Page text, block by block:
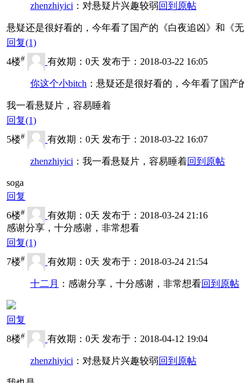
zhenzhiyici ：对悬疑片兴趣较弱回到原帖
悬疑还是很好看的，今年看了国产的《白夜追凶》和《无
回复(1)
4楼# 有效期：0天 发布于：2018-03-22 16:05
你这个小bitch ：悬疑还是很好看的，今年看了国产
我一看悬疑片，容易睡着
回复(1)
5楼# 有效期：0天 发布于：2018-03-22 16:07
zhenzhiyici ：我一看悬疑片，容易睡着回到原帖
soga
回复
6楼#
有效期：0天 发布于：2018-03-24 21:16
感谢分享，十分感谢，非常想看
回复(1)
7楼# 有效期：0天 发布于：2018-03-24 21:54
十二月 ：感谢分享，十分感谢，非常想看回到原帖
回复
8楼# 有效期：0天 发布于：2018-04-12 19:04
zhenzhiyici ：对悬疑片兴趣较弱回到原帖